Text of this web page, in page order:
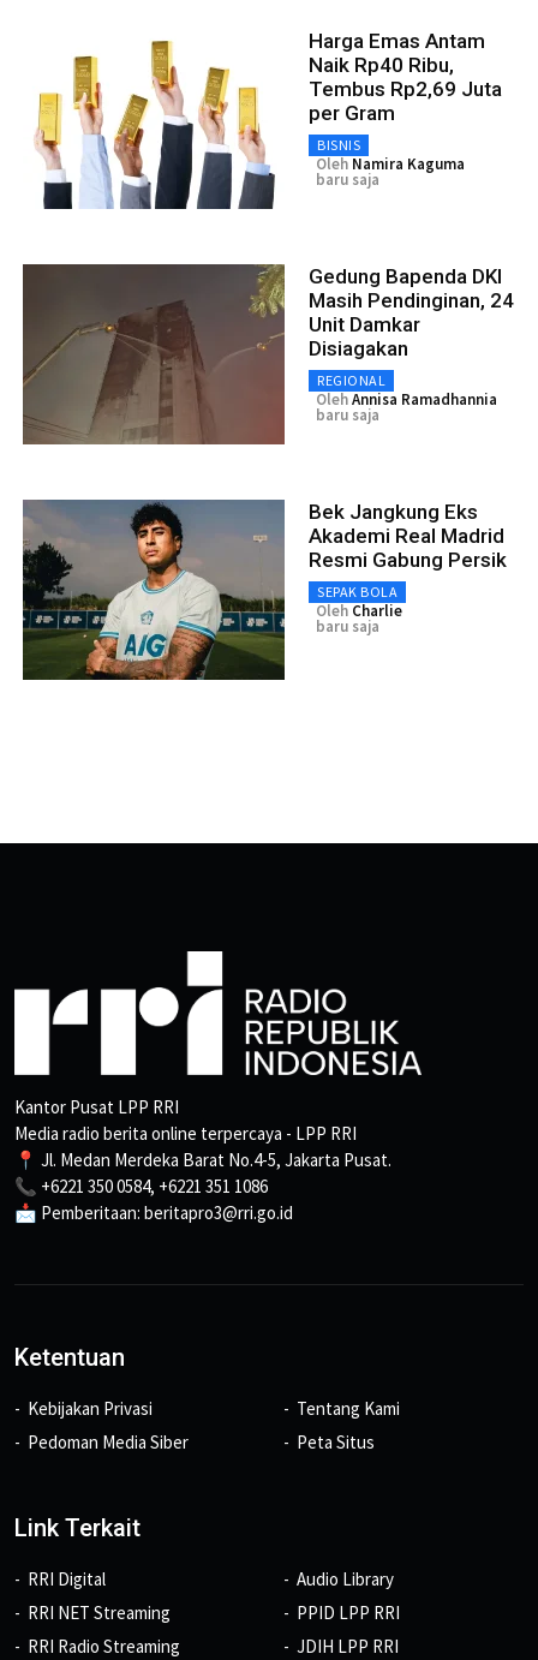
Harga Emas Antam
Naik Rp40 Ribu,
Tembus Rp2,69 Juta
per Gram
BISNIS
Oleh Namira Kaguma
baru saja
Gedung Bapenda DKI
Masih Pendinginan, 24
Unit Damkar
Disiagakan
REGIONAL
OlehAnnisa Ramadhannia
baru saja
Bek Jangkung Eks
Akademi Real Madrid
Resmi Gabung Persik
SEPAK BOLA
Oleh Charlie
baru saja
Kantor Pusat LPP RRI
Media radio berita online terpercaya - LPP RRI
📍 Jl. Medan Merdeka Barat No.4-5, Jakarta Pusat.
📞 +6221 350 0584, +6221 351 1086
📩 Pemberitaan: beritapro3@rri.go.id
Ketentuan
Kebijakan Privasi
Pedoman Media Siber
Tentang Kami
Peta Situs
Link Terkait
RRI Digital
RRI NET Streaming
RRI Radio Streaming
Audio Library
PPID LPP RRI
JDIH LPP RRI